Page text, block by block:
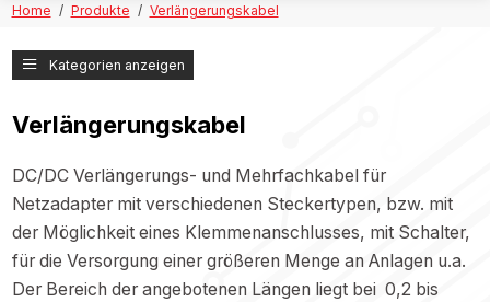
Home Produkte Verlängerungskabel
Kategorien anzeigen
Verlängerungskabel
DC/DC Verlängerungs- und Mehrfachkabel für
Netzadapter mit verschiedenen Steckertypen, bzw. mit
der Möglichkeit eines Klemmenanschlusses, mit Schalter,
für die Versorgung einer größeren Menge an Anlagen u.a.
Der Bereich der angebotenen Längen liegt bei 0,2 bis